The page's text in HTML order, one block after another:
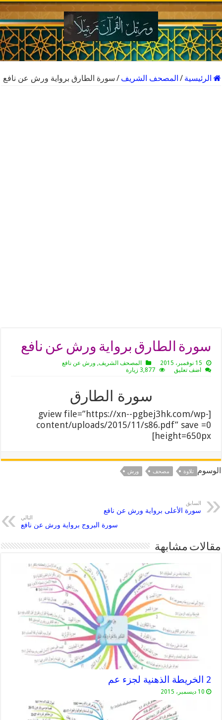
الرئيسية / المصحف الشريف / سورة الطارق برواية ورش عن نافع
سورة الطارق برواية ورش عن نافع
15 نوفمبر، 2015 المصحف الشريف, ورش عن نافع
اضف تعليق
3,877 زيارة
سورة الطارق
[gview file=”https://xn--pgbej3hk.com/wp-
content/uploads/2015/11/s86.pdf” save =0
height=650px]
الوسوم تلاوة مصحف ورش
السابق
سورة الأعلى برواية ورش عن نافع
التالي
سورة البروج برواية ورش عن نافع
مقالات مشابهة
2 الخريطة الذهنية لجزء عم
10 ديسمبر، 2015